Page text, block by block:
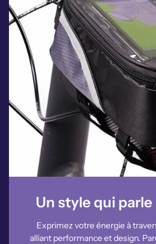
Un style qui
Exprimez votre énergie à
alliant performance et design.